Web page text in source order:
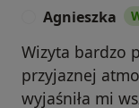
Agnieszka
Wizyta bardzo
przyjaznej
wyjaśniła mi